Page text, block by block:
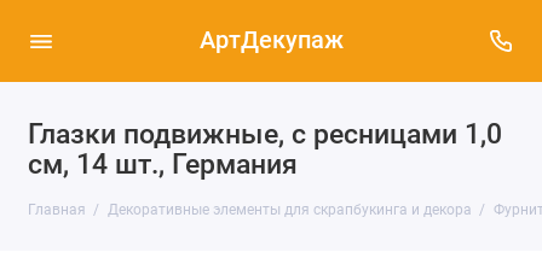
АртДекупаж
Глазки подвижные, с ресницами 1,0
см, 14 шт., Германия
Главная Декоративные элементы для скрапбукинга и декора